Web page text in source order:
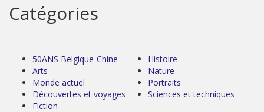
Catégories
50ANS Belgique-Chine
Arts
Monde actuel
Découvertes et voyages
Fiction
Histoire
Nature
Portraits
Sciences et techniques